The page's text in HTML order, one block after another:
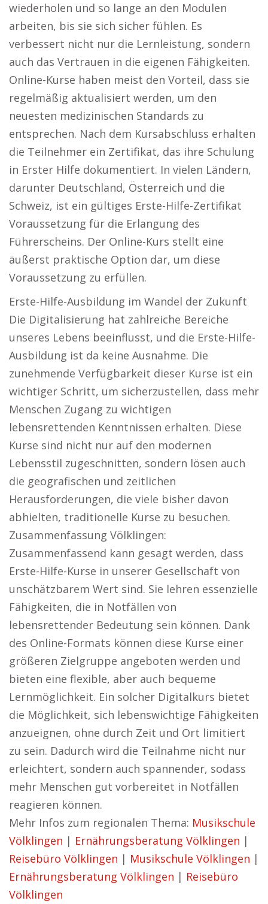
wiederholen und so lange an den Modulen
arbeiten, bis sie sich sicher fühlen. Es
verbessert nicht nur die Lernleistung, sondern
auch das Vertrauen in die eigenen Fähigkeiten.
Online-Kurse haben meist den Vorteil, dass sie
regelmäßig aktualisiert werden, um den
neuesten medizinischen Standards zu
entsprechen. Nach dem Kursabschluss erhalten
die Teilnehmer ein Zertifikat, das ihre Schulung
in Erster Hilfe dokumentiert. In vielen Ländern,
darunter Deutschland, Österreich und die
Schweiz, ist ein gültiges Erste-Hilfe-Zertifikat
Voraussetzung für die Erlangung des
Führerscheins. Der Online-Kurs stellt eine
äußerst praktische Option dar, um diese
Voraussetzung zu erfüllen.
Erste-Hilfe-Ausbildung im Wandel der Zukunft
Die Digitalisierung hat zahlreiche Bereiche
unseres Lebens beeinflusst, und die Erste-Hilfe-
Ausbildung ist da keine Ausnahme. Die
zunehmende Verfügbarkeit dieser Kurse ist ein
wichtiger Schritt, um sicherzustellen, dass mehr
Menschen Zugang zu wichtigen
lebensrettenden Kenntnissen erhalten. Diese
Kurse sind nicht nur auf den modernen
Lebensstil zugeschnitten, sondern lösen auch
die geografischen und zeitlichen
Herausforderungen, die viele bisher davon
abhielten, traditionelle Kurse zu besuchen.
Zusammenfassung Völklingen:
Zusammenfassend kann gesagt werden, dass
Erste-Hilfe-Kurse in unserer Gesellschaft von
unschätzbarem Wert sind. Sie lehren essenzielle
Fähigkeiten, die in Notfällen von
lebensrettender Bedeutung sein können. Dank
des Online-Formats können diese Kurse einer
größeren Zielgruppe angeboten werden und
bieten eine flexible, aber auch bequeme
Lernmöglichkeit. Ein solcher Digitalkurs bietet
die Möglichkeit, sich lebenswichtige Fähigkeiten
anzueignen, ohne durch Zeit und Ort limitiert
zu sein. Dadurch wird die Teilnahme nicht nur
erleichtert, sondern auch spannender, sodass
mehr Menschen gut vorbereitet in Notfällen
reagieren können.
Mehr Infos zum regionalen Thema: Musikschule
Völklingen | Ernährungsberatung Völklingen |
Reisebüro Völklingen | Musikschule Völklingen |
Ernährungsberatung Völklingen | Reisebüro
Völklingen